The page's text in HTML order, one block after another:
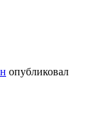
опубликовал